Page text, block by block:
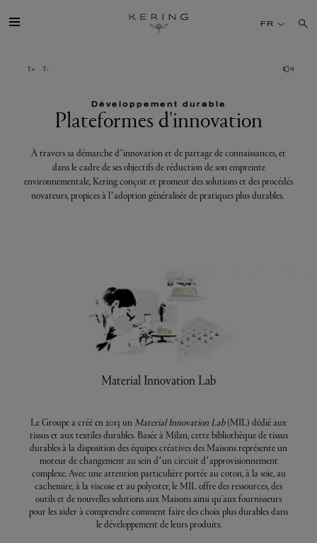
d'innovation
MAISONS
TALENT
DÉV. DURABLE
REJOIGNEZ-NOUS
FR
Développement durable
Plateformes d'innovation
À travers sa démarche d’innovation et de partage de connaissances, et
dans le cadre de ses objectifs de réduction de son empreinte
environnementale, Kering conçoit et promeut des solutions et des procédés
novateurs, propices à l’adoption généralisée de pratiques plus durables.
Material Innovation Lab
Le Groupe a créé en 2013 un Material Innovation Lab(MIL) dédié aux
tissus et aux textiles durables. Basée à Milan, cette bibliothèque de tissus
durables à la disposition des équipes créatives des Maisons représente un
moteur de changement au sein d’un circuit d’approvisionnement
complexe. Avec une attention particulière portée au coton, à la soie, au
cachemire, à la viscose et au polyester, le MIL offre des ressources, des
outils et de nouvelles solutions aux Maisons ainsi qu'aux fournisseurs
pour les aider à comprendre comment faire des choix plus durables dans
le développement de leurs produits.